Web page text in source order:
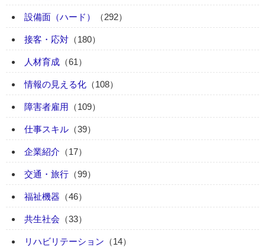
設備面（ハード） （292）
接客・応対 （180）
人材育成 （61）
情報の見える化 （108）
障害者雇用 （109）
仕事スキル （39）
企業紹介 （17）
交通・旅行 （99）
福祉機器 （46）
共生社会 （33）
リハビリテーション （14）